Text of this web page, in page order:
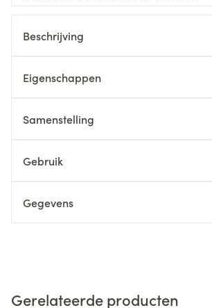
Beschrijving
Eigenschappen
Samenstelling
Gebruik
Gegevens
Gerelateerde producten